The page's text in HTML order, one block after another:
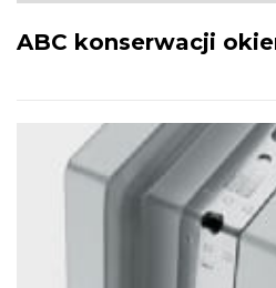
ABC konserwacji